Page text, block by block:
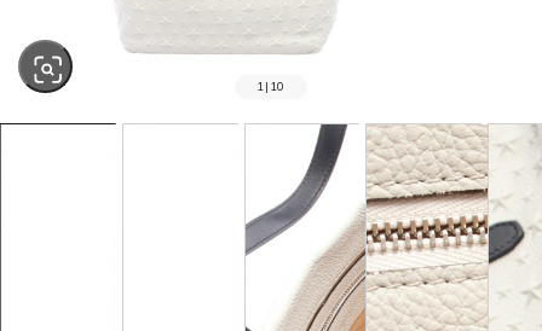
1 | 10